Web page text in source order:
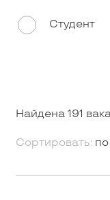
Студент
Сортировать:
Найдена 191